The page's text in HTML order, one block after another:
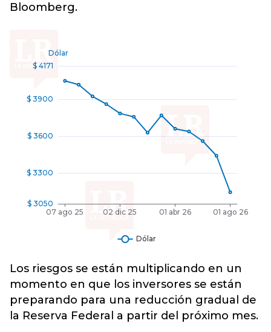
Bloomberg.
Los riesgos se están multiplicando en un
momento en que los inversores se están
preparando para una reducción gradual de
la Reserva Federal a partir del próximo mes.